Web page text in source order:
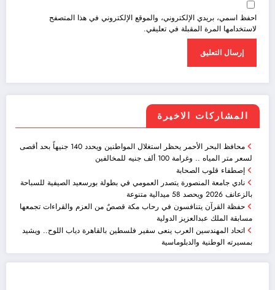
احفظ اسمي، بريدي الإلكتروني، والموقع الإلكتروني في هذا المتصفح
لاستخدامها المرة المقبلة في تعليقي.
المشاركات الاخيرة
محافظ البحر الأحمر يحظر استغلال المواطنين ويحدد 140 جنيهاً بحد أقصى
لسعر متر المياه .. وغرامة 100 ألف جنيه للمخالفين
إصطفاء قلوب الصحابة
نادي جامعة المنصورة يتصدر العمومي في بطولة بورسعيد الصيفية للسباحة
بالزعانف 2026 ويحصد 58 ميدالية متنوعة
حفظة القرآن يتنافسون في رحاب مكة قصصٌ من العزم والقراءات تجمعها
مسابقة الملك عبدالعزيز الدولية
اتحاد المهندسين العرب ينعى سفير فلسطين بالقاهرة دياب اللوح.. ويشيد
بمسيرته الوطنية والدبلوماسية